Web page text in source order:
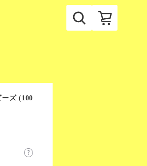
ズ (100